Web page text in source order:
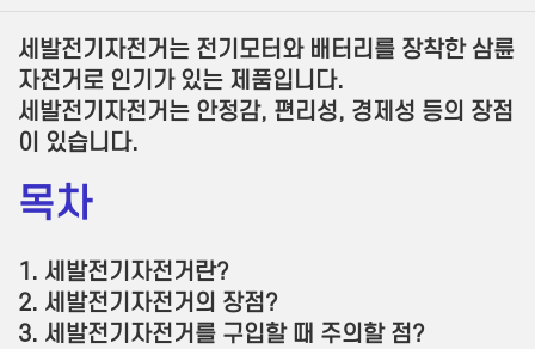
세발전기자전거는 전기모터와 배터리를 장착한 삼륜
자전거로 인기가 있는 제품입니다.
세발전기자전거는 안정감, 편리성, 경제성 등의 장점
이 있습니다.
목차
1. 세발전기자전거란?
2. 세발전기자전거의 장점?
3. 세발전기자전거를 구입할 때 주의할 점?